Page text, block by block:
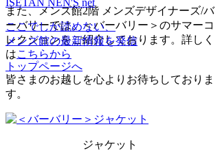
また、メンズ館2階 メンズデザイナーズ/バ
ーバリーでは、＜バーバリー＞のサマーコ
レクションをご紹介しております。詳しく
はこちらから
皆さまのお越しを心よりお待ちしておりま
す。
ジャケット
ここでしか読めない、
メンズ館の最新情報を発信
トップページへ